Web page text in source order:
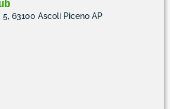
63100 Ascoli Piceno AP